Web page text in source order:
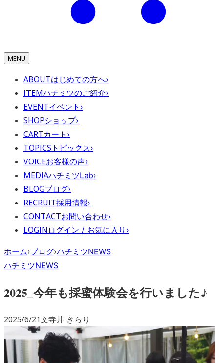
MENU
ABOUTはじめての方へ›
ITEMハチミツのご紹介›
EVENTイベント ›
SHOPショップ›
CARTカート ›
TOPICS トピックス›
VOICEお客様の声›
MEDIAハチミツLab›
BLOGブログ›
RECRUIT採用情報›
CONTACTお問い合わせ›
LOGIN ログイン / お気に入り ›
ホーム›ブログ›ハチミツNEWS
ハチミツNEWS
2025_今年も採蜜体験会を行いました♪
2025/6/21文寺井 きらり